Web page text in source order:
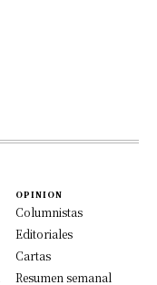
OPINION
Columnistas
Editoriales
Cartas
Resumen semanal